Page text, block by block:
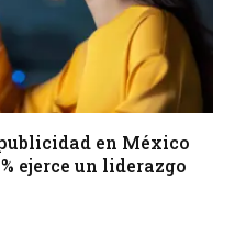
en México
ejerce un liderazgo